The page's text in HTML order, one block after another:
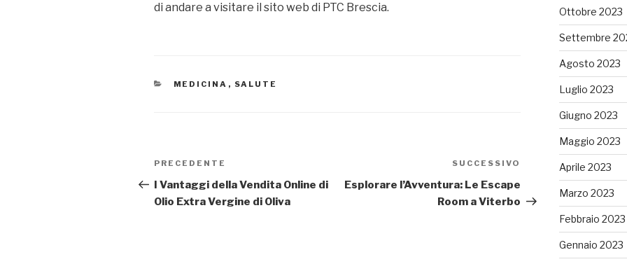
di andare a visitare il sito web di PTC Brescia.
CATEGORIE
MEDICINA , SALUTE
Navigazione
articoli
Articolo
precedente:
PRECEDENTE
I Vantaggi della Vendita Online di
Olio Extra Vergine di Oliva
Articolo
successivo
SUCCESSIVO
Esplorare l’Avventura: Le Escape
Room a Viterbo
Ottobre 2023
Settembre
Agosto 2023
Luglio 2023
Giugno 2023
Maggio 2023
Aprile 2023
Marzo 2023
Febbraio 2023
Gennaio 2023